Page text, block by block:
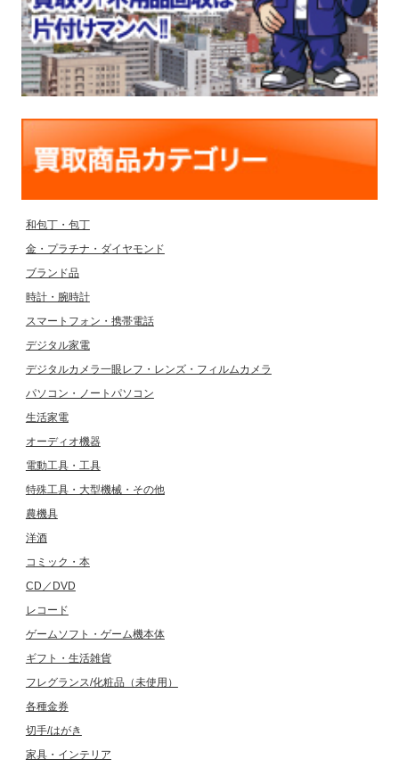
和包丁・包丁
金・プラチナ・ダイヤモンド
ブランド品
時計・腕時計
スマートフォン・携帯電話
デジタル家電
デジタルカメラ一眼レフ・レンズ・フィルムカメラ
パソコン・ノートパソコン
生活家電
オーディオ機器
電動工具・工具
特殊工具・大型機械・その他
農機具
洋酒
コミック・本
CD／DVD
レコード
ゲームソフト・ゲーム機本体
ギフト・生活雑貨
フレグランス/化粧品（未使用）
各種金券
切手/はがき
家具・インテリア